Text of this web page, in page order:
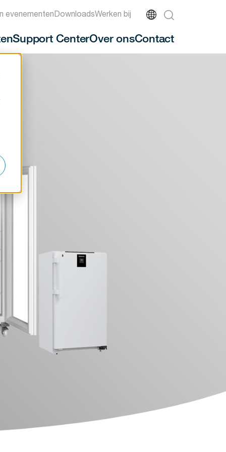
evenementenDownloadsWerken bij
Support CenterOver onsContact